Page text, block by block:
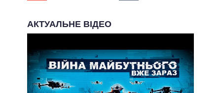
АКТУАЛЬНЕ ВІДЕО